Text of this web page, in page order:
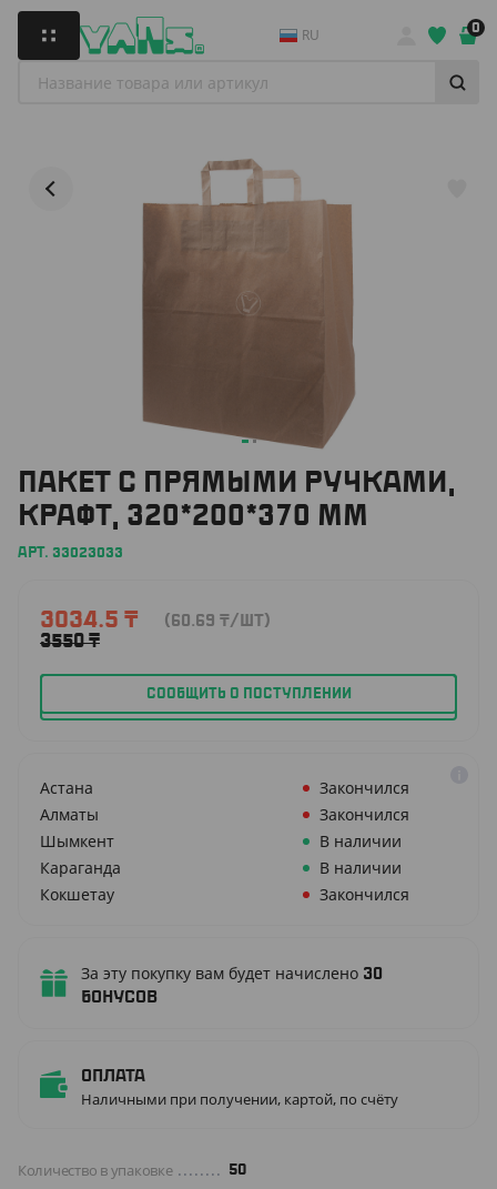
RU 0
ПАКЕТ С ПРЯМЫМИ РУЧКАМИ,
КРАФТ, 320*200*370 ММ
АРТ. 33023033
3034.5 ₸
3550₸
(60.69 ₸/ШТ)
СООБЩИТЬ О ПОСТУПЛЕНИИ
Астана
Закончился
Алматы
Закончился
Шымкент
В наличии
Караганда
В наличии
Кокшетау
Закончился
За эту покупку вам будет начислено 30
бонусов
Оплата
Наличными при получении, картой, по счёту
Количество в упаковке 50